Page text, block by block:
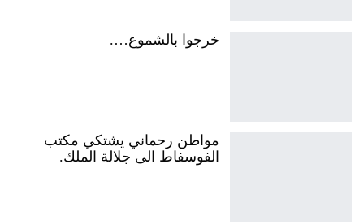
خرجوا بالشموع….
مواطن رحماني يشتكي مكتب
الفوسفاط الى جلالة الملك.